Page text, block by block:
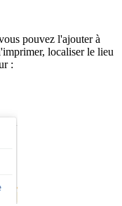
pouvez l'ajouter à
localiser le lieu
: